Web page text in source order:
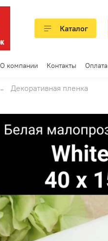
Каталог
О компании Контакты Оплата
Декоративная пленка